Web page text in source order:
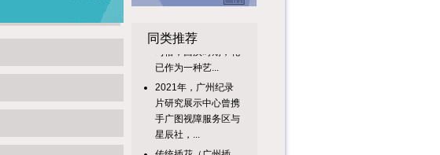
同类推荐
2021年，广州纪录
片研究展示中心曾携
手广图视障服务区与
星辰社，...
传统插花（广州插
花）起源于汉代供佛